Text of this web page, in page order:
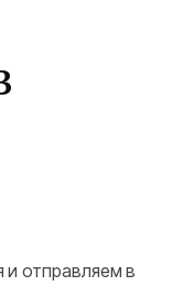
и отправляем в